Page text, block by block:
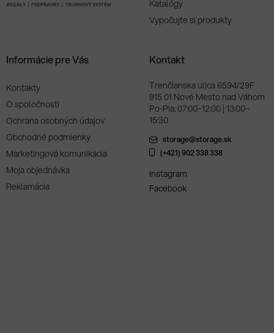
Katalógy
Vypočujte si produkty
Informácie pre Vás
Kontakty
O spoločnosti
Ochrana osobných údajov
Obchodné podmienky
Marketingová komunikácia
Moja objednávka
Reklamácia
Kontakt
Trenčianska ulica 6594/29F
915 01 Nové Mesto nad Váhom
Po-Pia: 07:00–12:00 | 13:00–
15:30
storage@storage.sk
(+421) 902 338 338
Instagram
Facebook